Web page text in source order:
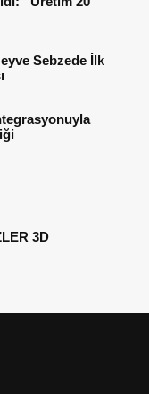
Sebzede İlk
3D